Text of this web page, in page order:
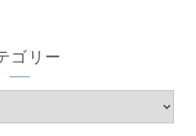
ゴリー